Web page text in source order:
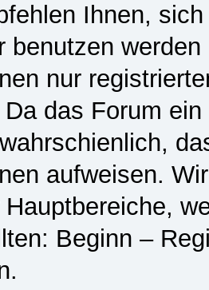
Ihnen,
benutzen
nur
das Forum
aufweisen.
Beginn –